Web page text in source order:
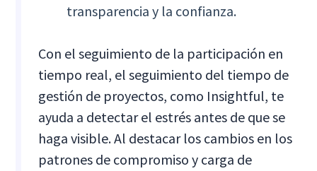
transparencia y la confianza.
Con el seguimiento de la participación en
tiempo real, el seguimiento del tiempo de
gestión de proyectos, como Insightful, te
ayuda a detectar el estrés antes de que se
haga visible. Al destacar los cambios en los
patrones de compromiso y carga de